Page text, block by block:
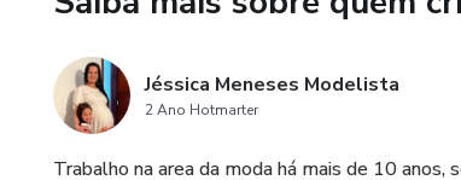
Jéssica Meneses Modelista
2 Ano Hotmarter
Trabalho na area da moda há mais de 10